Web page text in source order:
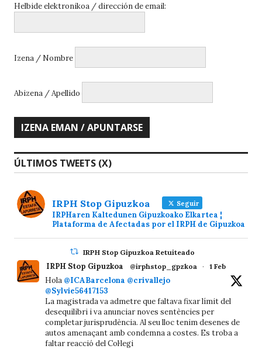
Helbide elektronikoa / dirección de email:
Izena / Nombre
Abizena / Apellido
ÚLTIMOS TWEETS (X)
IRPH Stop Gipuzkoa Seguir
IRPHaren Kaltedunen Gipuzkoako Elkartea ¦
Plataforma de Afectadas por el IRPH de Gipuzkoa
IRPH Stop Gipuzkoa Retuiteado
IRPH Stop Gipuzkoa @irphstop_gpzkoa · 1 Feb
Hola @ICABarcelona @crivallejo
@Sylvie56417153
La magistrada va admetre que faltava fixar límit del
desequilibri i va anunciar noves sentències per
completar jurisprudència. Al seu lloc tenim desenes de
autos amenaçant amb condemna a costes. Es troba a
faltar reacció del Col·legi